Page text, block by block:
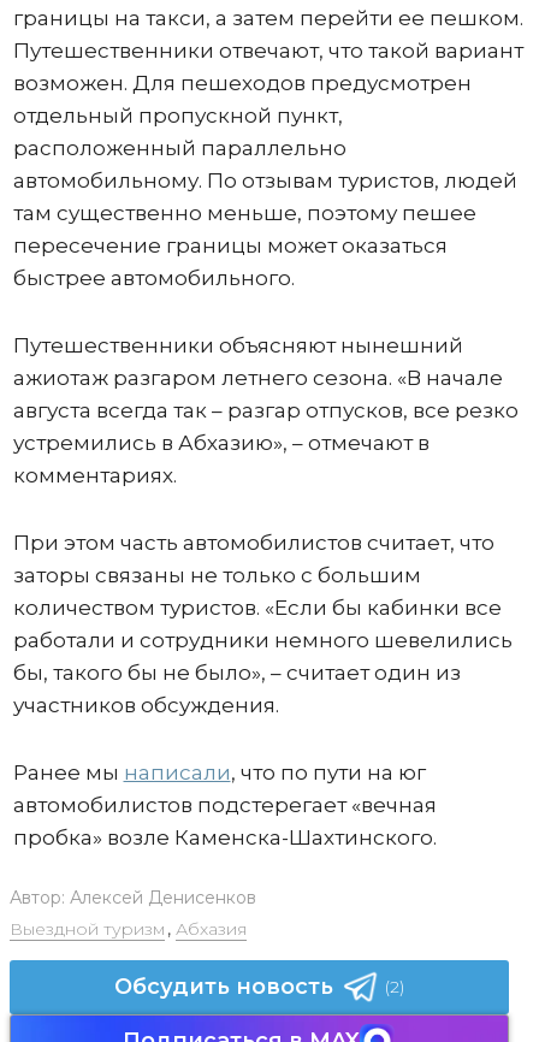
границы на такси, а затем перейти ее пешком.
Путешественники отвечают, что такой вариант
возможен. Для пешеходов предусмотрен
отдельный пропускной пункт,
расположенный параллельно
автомобильному. По отзывам туристов, людей
там существенно меньше, поэтому пешее
пересечение границы может оказаться
быстрее автомобильного.
Путешественники объясняют нынешний
ажиотаж разгаром летнего сезона. «В начале
августа всегда так – разгар отпусков, все резко
устремились в Абхазию», – отмечают в
комментариях.
При этом часть автомобилистов считает, что
заторы связаны не только с большим
количеством туристов. «Если бы кабинки все
работали и сотрудники немного шевелились
бы, такого бы не было», – считает один из
участников обсуждения.
Ранее мы написали, что по пути на юг
автомобилистов подстерегает «вечная
пробка» возле Каменска-Шахтинского.
Автор: Алексей Денисенков
Выездной туризм , Абхазия
Обсудить новость (2)